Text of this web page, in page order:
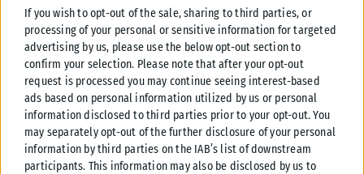
If you wish to opt-out of the sale, sharing to third parties, or
processing of your personal or sensitive information for targeted
advertising by us, please use the below opt-out section to
confirm your selection. Please note that after your opt-out
request is processed you may continue seeing interest-based
ads based on personal information utilized by us or personal
information disclosed to third parties prior to your opt-out. You
may separately opt-out of the further disclosure of your personal
information by third parties on the IAB’s list of downstream
participants. This information may also be disclosed by us to
περίπτωσή μας θα σας απασχολήσει ξανά, με μαρασμό των
επιχειρήσεων και με την ανεργία μας».
Διαβάστε παρακάτω ολόκληρη την επιστολή: